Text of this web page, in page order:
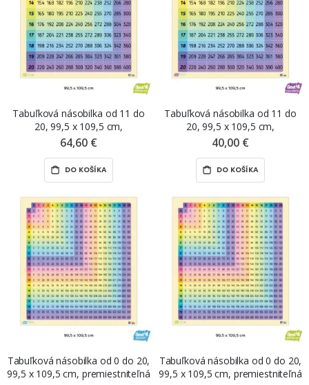
Tabuľková násobilka od 11 do
20, 99,5 x 109,5 cm,
premiestniteľná nálepka ŠEVT
64,60 €
DO KOŠÍKA
Tabuľková násobilka od 11 do
20, 99,5 x 109,5 cm,
samolepiaca nálepka ŠEVT
40,00 €
DO KOŠÍKA
Tabuľková násobilka od 0 do 20,
99,5 x 109,5 cm, premiestniteľná
Tabuľková násobilka od 0 do 20,
99,5 x 109,5 cm, premiestniteľná